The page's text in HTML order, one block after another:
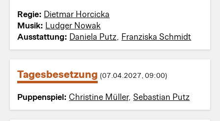
Regie: Dietmar Horcicka
Musik: Ludger Nowak
Ausstattung: Daniela Putz, Franziska Schmidt
Tagesbesetzung (07.04.2027, 09:00)
Puppenspiel: Christine Müller, Sebastian Putz